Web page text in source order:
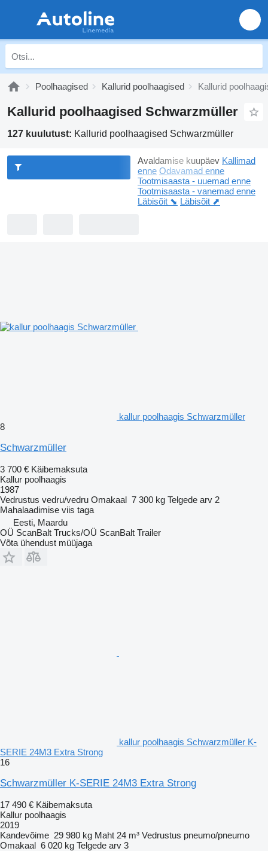
Poolhaagised Kallurid poolhaagised Kallurid
Kallurid poolhaagised Schwarzmüller
127 kuulutust: Kallurid poolhaagised Schwarzmüller
Avaldamise kuupäev Kallimad
enne Odavamad enne
Tootmisaasta - uuemad enne
Tootmisaasta - vanemad enne
Läbisõit ⬊ Läbisõit ⬈
kallur poolhaagis Schwarzmüller
8
Schwarzmüller
3 700 € Käibemaksuta
Kallur poolhaagis
1987
Vedrustus vedru/vedru Omakaal 7 300 kg Telgede arv 2
Mahalaadimise viis taga
Eesti, Maardu
OÜ ScanBalt Trucks/OÜ ScanBalt Trailer
Võta ühendust müüjaga
kallur poolhaagis Schwarzmüller K-
SERIE 24M3 Extra Strong
16
Schwarzmüller K-SERIE 24M3 Extra Strong
17 490 € Käibemaksuta
Kallur poolhaagis
2019
Kandevõime 29 980 kg Maht 24 m³ Vedrustus pneumo/pneumo
Omakaal 6 020 kg Telgede arv 3